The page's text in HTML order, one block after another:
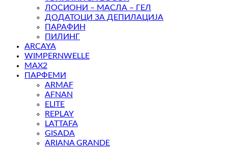
ЛОСИОНИ – МАСЛА – ГЕЛ
ДОДАТОЦИ ЗА ДЕПИЛАЦИЈА
ПАРАФИН
ПИЛИНГ
ARCAYA
WIMPERNWELLE
MAX2
ПАРФЕМИ
ARMAF
AFNAN
ELITE
REPLAY
LATTAFA
GISADA
ARIANA GRANDE